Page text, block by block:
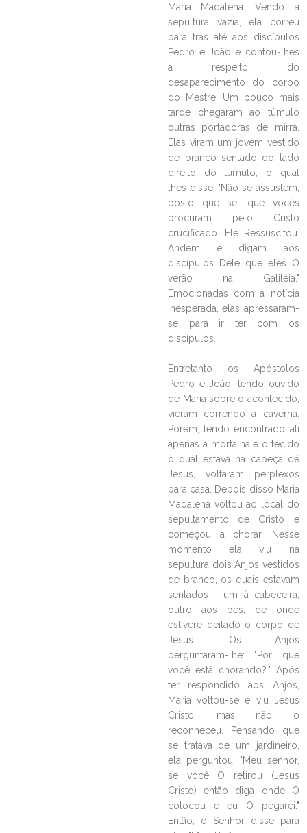
Maria Madalena. Vendo a
sepultura vazia, ela correu
para trás até aos discípulos
Pedro e João e contou-lhes
a respeito do
desaparecimento do corpo
do Mestre. Um pouco mais
tarde chegaram ao túmulo
outras portadoras de mirra.
Elas viram um jovem vestido
de branco sentado do lado
direito do túmulo, o qual
lhes disse: "Não se assustem,
posto que sei que vocês
procuram pelo Cristo
crucificado. Ele Ressuscitou.
Andem e digam aos
discípulos Dele que eles O
verão na Galiléia."
Emocionadas com a notícia
inesperada, elas apressaram-
se para ir ter com os
discípulos.
Entretanto os Apóstolos
Pedro e João, tendo ouvido
de Maria sobre o acontecido,
vieram correndo à caverna:
Porém, tendo encontrado ali
apenas a mortalha e o tecido
o qual estava na cabeça dé
Jesus, voltaram perplexos
para casa. Depois disso Maria
Madalena voltou ao local do
sepultamento de Cristo e
começou a chorar. Nesse
momento ela viu na
sepultura dois Anjos vestidos
de branco, os quais estavam
sentados - um à cabeceira,
outro aos pés, de onde
estivere deitado o corpo de
Jesus. Os Anjos
perguntaram-lhe: "Por que
você está chorando?." Após
ter respondido aos Anjos,
Maria voltou-se e viu Jesus
Cristo, mas não o
reconheceu. Pensando que
se tratava de um jardineiro,
ela perguntou: "Meu senhor,
se você O retirou (Jesus
Cristo) então diga onde O
colocou e eu O pegarei."
Então, o Senhor disse para